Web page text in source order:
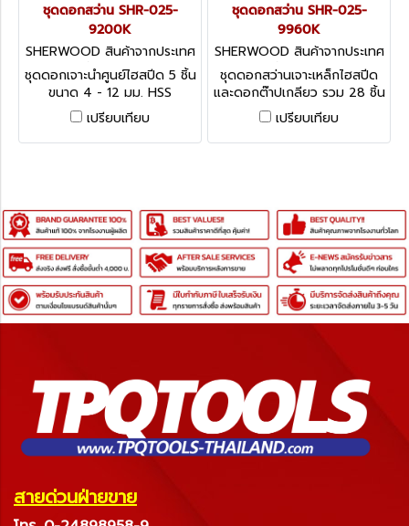
ชุดดอกสว่าน SHR-025-
9200K
SHERWOOD สินค้าจากประเทศ
อังกฤษ-1
ชุดดอกเจาะนำศูนย์ไฮสปีด 5 ชิ้น
ขนาด 4 - 12 มม. HSS
Spotting Drills - 90 Point
Set
เปรียบเทียบ
ชุดดอกสว่าน SHR-025-
9960K
SHERWOOD สินค้าจากประเทศ
อังกฤษ-1
ชุดดอกสว่านเจาะเหล็กไฮสปีด
และดอกต๊าปเกลียว รวม 28 ชิ้น
HSS Ground Flute Tap &
Drill Set - 28 Pieces
เปรียบเทียบ
สายด่วนฝ่ายขาย